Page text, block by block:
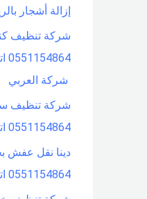
إزالة أشجار
شركة تنظيف
شركة العربي
شركة تنظيف
0551154864 اتصل بنا – شركة العربي
0551154864 اتصل بنا – شركة العربي